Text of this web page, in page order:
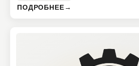
ПОДРОБНЕЕ→